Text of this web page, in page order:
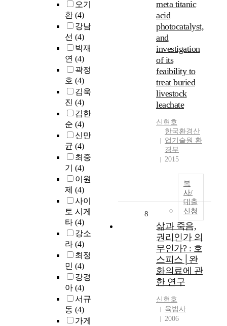
오기
환 (4)
강남
선 (4)
박재
연 (4)
곽정
호 (4)
김욱
진 (4)
김한
순 (4)
신만
균 (4)
최중
기 (4)
이원
제 (4)
사이
토 시게
타 (4)
강소
라 (4)
최정
민 (4)
강경
아 (4)
서규
동 (4)
가게
meta titanic
acid
photocatalyst,
and
investigation
of its
feaibility to
treat buried
livestock
leachate
신현호
한국환경산
업기술원 환
경부
2015
복
사/
대출
신청
8
삶과 죽음,
권리인가 의
무인가? : 호
스피스│완
화의료에 관
한 연구
신현호
육법사
2006